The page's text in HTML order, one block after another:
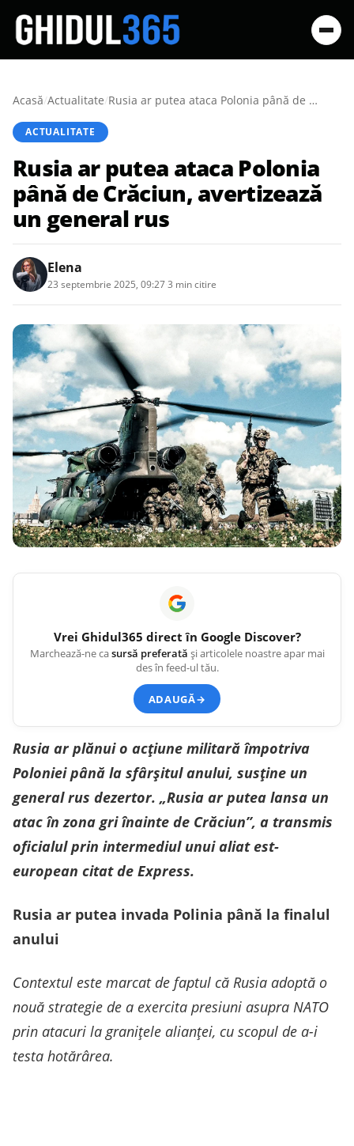
Acasă/Actualitate/ Rusia ar putea ataca Polonia până de Crăciun, avertizează un general rus
ACTUALITATE
Rusia ar putea ataca Polonia
până de Crăciun, avertizează
un general rus
Elena
23 septembrie 2025, 09:273 min citire
Vrei Ghidul365 direct în Google Discover?
Marchează-ne casursă preferată și articolele noastre apar mai
des în feed-ul tău.
ADAUGĂ→
Rusia ar plănui o acțiune militară împotriva
Poloniei până la sfârșitul anului, susține un
general rus dezertor. „Rusia ar putea lansa un
atac în zona gri înainte de Crăciun”, a transmis
oficialul prin intermediul unui aliat est-
european citat de Express.
Rusia ar putea invada Polinia până la finalul
anului
Contextul este marcat de faptul că Rusia adoptă o
nouă strategie de a exercita presiuni asupra NATO
prin atacuri la graniţele alianţei, cu scopul de a-i
testa hotărârea.